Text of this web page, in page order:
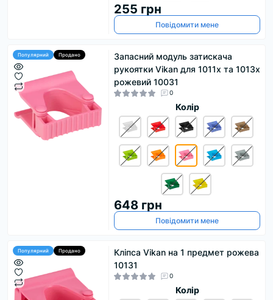
255 грн
Повідомити мене
Популярний Продано
Запасний модуль затискача
рукоятки Vikan для 1011x та 1013x
рожевий 10031
0
Колір
648 грн
Повідомити мене
Популярний Продано
Кліпса Vikan на 1 предмет рожева
10131
0
Колір